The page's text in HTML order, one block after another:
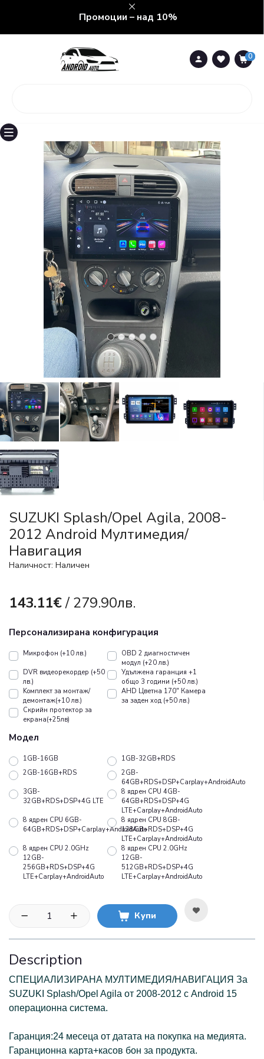
Промоции – над 10%
0
0
SUZUKI Splash/Оpel Agila, 2008-
2012 Android Mултимедия/
Навигация
Наличност: Наличен
143.11€/ 279.90лв.
Персонализирана конфигурация
Микрофон (+10 лв.)
OBD 2 диагностичен
модул (+20 лв.)
DVR видеорекордер (+50
лв.)
Удължена гаранция +1
общо 3 години (+50 лв.)
Koмплект за монтаж/
демонтаж(+10 лв.)
AHD Цветна 170" Камера
за заден ход (+50 лв.)
Скрийн протектор за
екрана(+25лв)
Модел
1GB-16GB
1GB-32GB+RDS
2GB-16GB+RDS
2GB-
64GB+RDS+DSP+Carplay+AndroidAuto
3GB-
32GB+RDS+DSP+4G LTE
8 ядрен CPU 4GB-
64GB+RDS+DSP+4G
LTE+Carplay+AndroidAuto
8 ядрен CPU 6GB-
64GB+RDS+DSP+Carplay+AndroidAuto
8 ядрен CPU 8GB-
128GB+RDS+DSP+4G
LTE+Carplay+AndroidAuto
8 ядрен CPU 2.0GHz
12GB-
256GB+RDS+DSP+4G
LTE+Carplay+AndroidAuto
8 ядрен CPU 2.0GHz
12GB-
512GB+RDS+DSP+4G
LTE+Carplay+AndroidAuto
Купи
Description
СПЕЦИАЛИЗИРАНА МУЛТИМЕДИЯ/НАВИГАЦИЯ За
SUZUKI Splash/Opel Agila от 2008-2012 с Аndroid 15
операционна система.
Гаранция:24 месеца от датата на покупка на медията.
Гаранционна карта+касов бон за продукта.